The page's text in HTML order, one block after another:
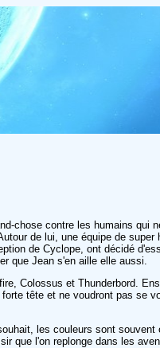
chose contre les humains qui
de lui, une équipe de super
de Cyclope, ont décidé
que Jean s'en aille elle aussi.
Colossus et Thunderbord.
tête et ne voudront pas se
les couleurs sont
que l'on replonge dans les